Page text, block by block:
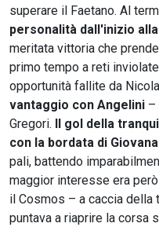
superare il Faetano. Al
personalità dall'inizio
meritata vittoria che
primo tempo a reti
opportunità fallite da
vantaggio con Angelini –
Gregori. Il gol della
con la bordata di
pali, battendo
maggior interesse era
il Cosmos – a caccia
puntava a riaprire la corsa